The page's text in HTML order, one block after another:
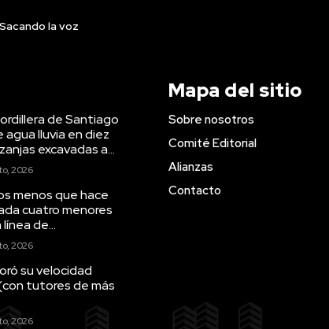
Sacando la voz
de Santiago
agua lluvia en diez
excavadas a...
2026
menos que hace
cuatro menores
de...
2026
su velocidad
tutores de más
2026
Mapa del sitio
Sobre nosotros
Comité Editorial
Alianzas
Contacto